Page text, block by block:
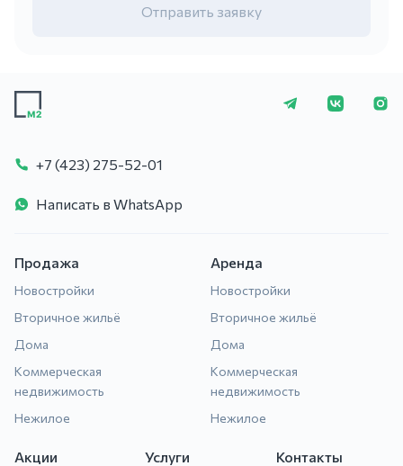
Отправить заявку
+7 (423) 275-
+7 (423) 275-52-01
Написать в WhatsApp
Продажа
Новостройки
Вторичное жильё
Дома
Коммерческая
недвижимость
Нежилое
Аренда
Новостройки
Вторичное жильё
Дома
Коммерческая
недвижимость
Нежилое
Акции Услуги Контакты